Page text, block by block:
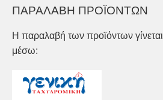
ΠΑΡΑΛΑΒΗ ΠΡΟΪΟΝΤΩΝ
Η παραλαβή των προϊόντων γίνεται
μέσω: